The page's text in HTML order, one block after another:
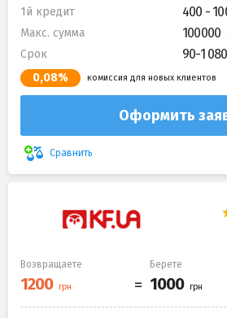
1й кредит 400 -
Макс. сумма 100000
Срок 90-1
0,08% комиссия для новых клиентов
Оформить
Сравнить
Возвращаете Берете